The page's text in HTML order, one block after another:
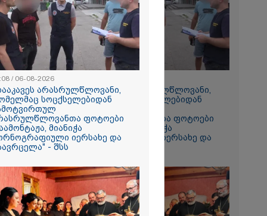
1364.80
"დააკავეს არასრულწლოვანი,
რომელმაც სოცქსელებიდან
არასრულწლოვანთა ფოტოები
დაამონტაჟა, მიანიჭა
პორნოგრაფიული იერსახე და
/ 06-08-2026
არასრულწლოვანი,
სოცქსელებიდან
ფოტოები
მიანიჭა
იერსახე და
- შსს